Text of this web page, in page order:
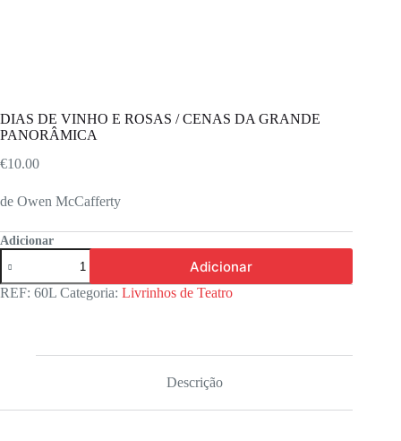
DIAS DE VINHO E ROSAS / CENAS DA GRANDE
PANORÂMICA
€10.00
de Owen McCafferty
Adicionar
Quantidade
de
DIAS
DE
GRANDE
Adicionar
REF: 60L Categoria: Livrinhos de Teatro
Descrição